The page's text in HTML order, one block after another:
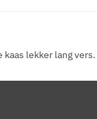
lekker lang vers.